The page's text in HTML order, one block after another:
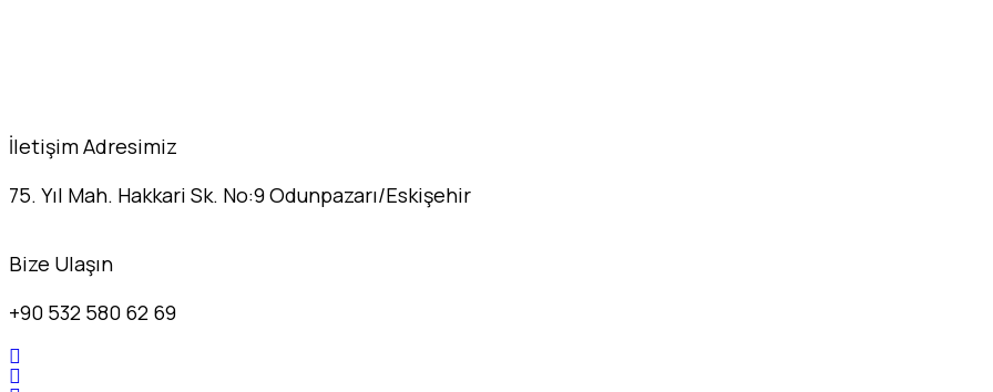
İletişim Adresimiz
75. Yıl Mah. Hakkari Sk. No:9 Odunpazarı/Eskişehir
Bize Ulaşın
+90 532 580 62 69